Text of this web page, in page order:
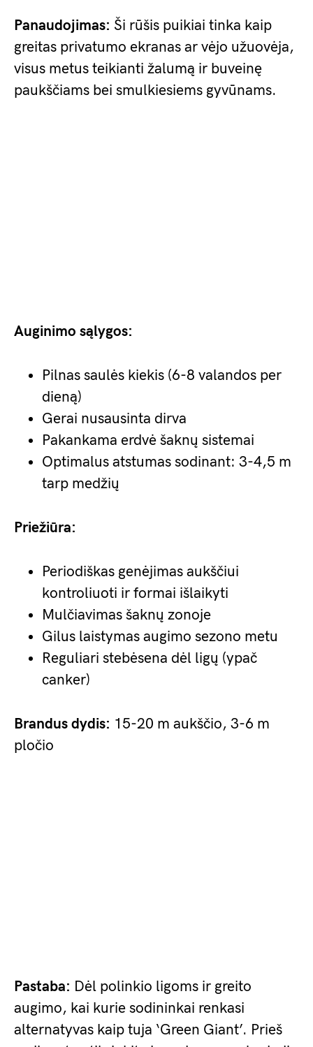
Panaudojimas: Ši rūšis puikiai tinka kaip
greitas privatumo ekranas ar vėjo užuovėja,
visus metus teikianti žalumą ir buveinę
paukščiams bei smulkiesiems gyvūnams.
Auginimo sąlygos:
Pilnas saulės kiekis (6-8 valandos per
dieną)
Gerai nusausinta dirva
Pakankama erdvė šaknų sistemai
Optimalus atstumas sodinant: 3-4,5 m
tarp medžių
Priežiūra:
Periodiškas genėjimas aukščiui
kontroliuoti ir formai išlaikyti
Mulčiavimas šaknų zonoje
Gilus laistymas augimo sezono metu
Reguliari stebėsena dėl ligų (ypač
canker)
Brandus dydis: 15-20 m aukščio, 3-6 m
pločio
Pastaba: Dėl polinkio ligoms ir greito
augimo, kai kurie sodininkai renkasi
alternatyvas kaip tuja ‘Green Giant’. Prieš